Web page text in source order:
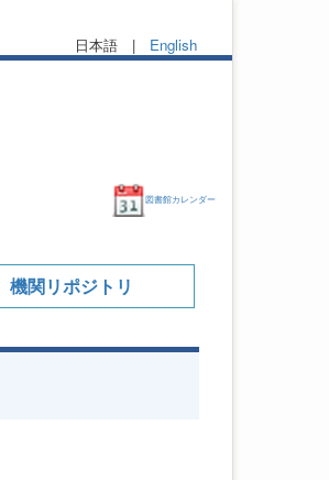
日本語 | English
図書館カレンダー
機関リポジトリ